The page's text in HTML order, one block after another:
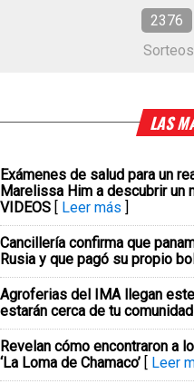
2376
LAS
Exámenes de salud para un
Marelissa Him a descubrir un
VIDEOS [ Leer más ]
Cancillería confirma que
Rusia y que pagó su propio
Agroferias del IMA llegan
estarán cerca de tu comunidad
Revelan cómo encontraron a
‘La Loma de Chamaco’ [ Leer